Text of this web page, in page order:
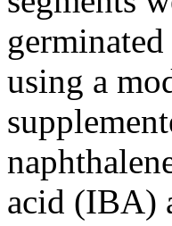
using a
acid (IBA)